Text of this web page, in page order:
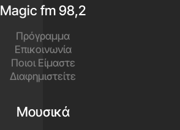
Magic fm 98,2
Πρόγραμμα
Επικοινωνία
Ποιοι Είμαστε
Διαφημιστείτε
Μουσικά